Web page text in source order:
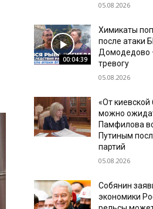
05.08.2026
00:04:39
Химикаты
после атаки
Домодедово
тревогу
05.08.2026
«От
можно
Памфилова
Путиным
партий
05.08.2026
Собянин
экономики